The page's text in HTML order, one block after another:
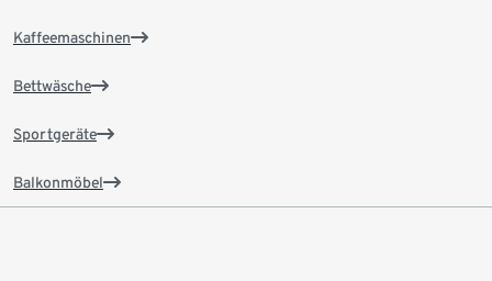
Kaffeemaschinen
Bettwäsche
Sportgeräte
Balkonmöbel